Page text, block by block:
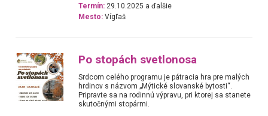
Termín: 29.10.2025 a ďalšie
Mesto: Vígľaš
Po stopách svetlonosa
Srdcom celého programu je pátracia hra pre malých
hrdinov s názvom „Mýtické slovanské bytosti“.
Pripravte sa na rodinnú výpravu, pri ktorej sa stanete
skutočnými stopármi.